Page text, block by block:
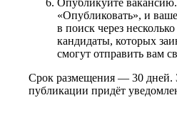
«Опубликовать», и
в поиск через
кандидаты, которых
смогут отправить вам
Срок размещения — 30 дней.
публикации придёт